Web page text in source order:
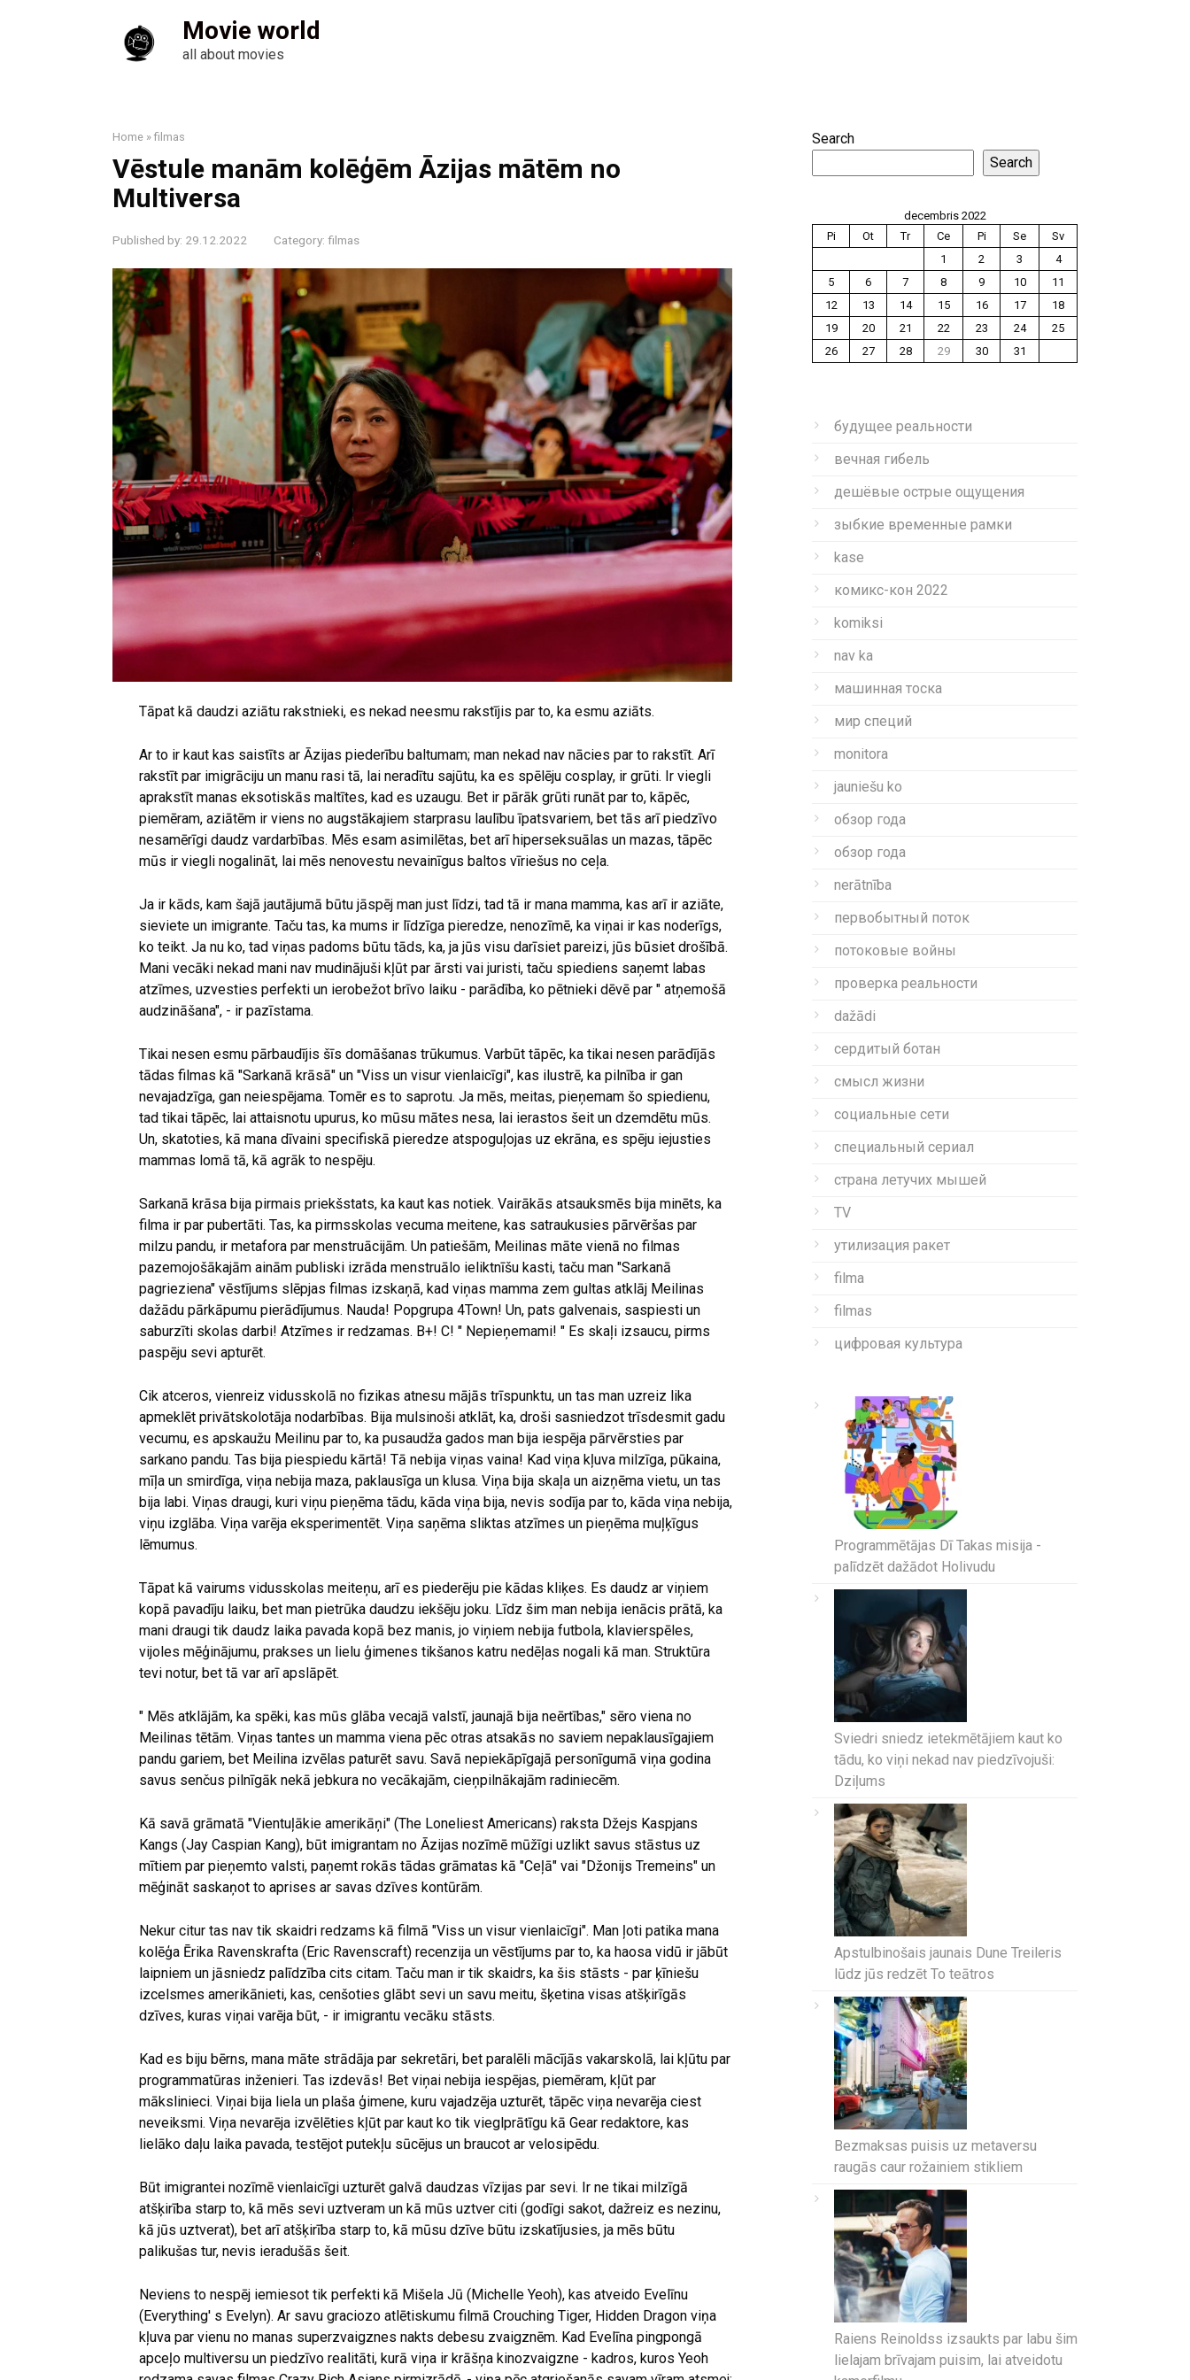
Movie world
all about movies
Home » filmas
Vēstule manām kolēģēm Āzijas mātēm no
Multiversa
Published by: 29.12.2022 Category: filmas
Tāpat kā daudzi aziātu rakstnieki, es nekad neesmu rakstījis par to, ka esmu aziāts.
Ar to ir kaut kas saistīts ar Āzijas piederību baltumam; man nekad nav nācies par to rakstīt. Arī
rakstīt par imigrāciju un manu rasi tā, lai neradītu sajūtu, ka es spēlēju cosplay, ir grūti. Ir viegli
aprakstīt manas eksotiskās maltītes, kad es uzaugu. Bet ir pārāk grūti runāt par to, kāpēc,
piemēram, aziātēm ir viens no augstākajiem starprasu laulību īpatsvariem, bet tās arī piedzīvo
nesamērīgi daudz vardarbības. Mēs esam asimilētas, bet arī hiperseksuālas un mazas, tāpēc
mūs ir viegli nogalināt, lai mēs nenovestu nevainīgus baltos vīriešus no ceļa.
Ja ir kāds, kam šajā jautājumā būtu jāspēj man just līdzi, tad tā ir mana mamma, kas arī ir aziāte,
sieviete un imigrante. Taču tas, ka mums ir līdzīga pieredze, nenozīmē, ka viņai ir kas noderīgs,
ko teikt. Ja nu ko, tad viņas padoms būtu tāds, ka, ja jūs visu darīsiet pareizi, jūs būsiet drošībā.
Mani vecāki nekad mani nav mudinājuši kļūt par ārsti vai juristi, taču spiediens saņemt labas
atzīmes, uzvesties perfekti un ierobežot brīvo laiku - parādība, ko pētnieki dēvē par " atņemošā
audzināšana", - ir pazīstama.
Tikai nesen esmu pārbaudījis šīs domāšanas trūkumus. Varbūt tāpēc, ka tikai nesen parādījās
tādas filmas kā "Sarkanā krāsā" un "Viss un visur vienlaicīgi", kas ilustrē, ka pilnība ir gan
nevajadzīga, gan neiespējama. Tomēr es to saprotu. Ja mēs, meitas, pieņemam šo spiedienu,
tad tikai tāpēc, lai attaisnotu upurus, ko mūsu mātes nesa, lai ierastos šeit un dzemdētu mūs.
Un, skatoties, kā mana dīvaini specifiskā pieredze atspoguļojas uz ekrāna, es spēju iejusties
mammas lomā tā, kā agrāk to nespēju.
Sarkanā krāsa bija pirmais priekšstats, ka kaut kas notiek. Vairākās atsauksmēs bija minēts, ka
filma ir par pubertāti. Tas, ka pirmsskolas vecuma meitene, kas satraukusies pārvēršas par
milzu pandu, ir metafora par menstruācijām. Un patiešām, Meilinas māte vienā no filmas
pazemojošākajām ainām publiski izrāda menstruālo ieliktnīšu kasti, taču man "Sarkanā
pagrieziena" vēstījums slēpjas filmas izskaņā, kad viņas mamma zem gultas atklāj Meilinas
dažādu pārkāpumu pierādījumus. Nauda! Popgrupa 4Town! Un, pats galvenais, saspiesti un
saburzīti skolas darbi! Atzīmes ir redzamas. B+! C! " Nepieņemami! " Es skaļi izsaucu, pirms
paspēju sevi apturēt.
Cik atceros, vienreiz vidusskolā no fizikas atnesu mājās trīspunktu, un tas man uzreiz lika
apmeklēt privātskolotāja nodarbības. Bija mulsinoši atklāt, ka, droši sasniedzot trīsdesmit gadu
vecumu, es apskaužu Meilinu par to, ka pusaudža gados man bija iespēja pārvērsties par
sarkano pandu. Tas bija piespiedu kārtā! Tā nebija viņas vaina! Kad viņa kļuva milzīga, pūkaina,
mīļa un smirdīga, viņa nebija maza, paklausīga un klusa. Viņa bija skaļa un aizņēma vietu, un tas
bija labi. Viņas draugi, kuri viņu pieņēma tādu, kāda viņa bija, nevis sodīja par to, kāda viņa nebija,
viņu izglāba. Viņa varēja eksperimentēt. Viņa saņēma sliktas atzīmes un pieņēma muļķīgus
lēmumus.
Tāpat kā vairums vidusskolas meiteņu, arī es piederēju pie kādas kliķes. Es daudz ar viņiem
kopā pavadīju laiku, bet man pietrūka daudzu iekšēju joku. Līdz šim man nebija ienācis prātā, ka
mani draugi tik daudz laika pavada kopā bez manis, jo viņiem nebija futbola, klavierspēles,
vijoles mēģinājumu, prakses un lielu ģimenes tikšanos katru nedēļas nogali kā man. Struktūra
tevi notur, bet tā var arī apslāpēt.
" Mēs atklājām, ka spēki, kas mūs glāba vecajā valstī, jaunajā bija neērtības," sēro viena no
Meilinas tētām. Viņas tantes un mamma viena pēc otras atsakās no saviem nepaklausīgajiem
pandu gariem, bet Meilina izvēlas paturēt savu. Savā nepiekāpīgajā personīgumā viņa godina
savus senčus pilnīgāk nekā jebkura no vecākajām, cieņpilnākajām radiniecēm.
Kā savā grāmatā "Vientuļākie amerikāņi" (The Loneliest Americans) raksta Džejs Kaspjans
Kangs (Jay Caspian Kang), būt imigrantam no Āzijas nozīmē mūžīgi uzlikt savus stāstus uz
mītiem par pieņemto valsti, paņemt rokās tādas grāmatas kā "Ceļā" vai "Džonijs Tremeins" un
mēģināt saskaņot to aprises ar savas dzīves kontūrām.
Nekur citur tas nav tik skaidri redzams kā filmā "Viss un visur vienlaicīgi". Man ļoti patika mana
kolēģa Ērika Ravenskrafta (Eric Ravenscraft) recenzija un vēstījums par to, ka haosa vidū ir jābūt
laipniem un jāsniedz palīdzība cits citam. Taču man ir tik skaidrs, ka šis stāsts - par ķīniešu
izcelsmes amerikānieti, kas, cenšoties glābt sevi un savu meitu, šķetina visas atšķirīgās
dzīves, kuras viņai varēja būt, - ir imigrantu vecāku stāsts.
Kad es biju bērns, mana māte strādāja par sekretāri, bet paralēli mācījās vakarskolā, lai kļūtu par
programmatūras inženieri. Tas izdevās! Bet viņai nebija iespējas, piemēram, kļūt par
mākslinieci. Viņai bija liela un plaša ģimene, kuru vajadzēja uzturēt, tāpēc viņa nevarēja ciest
neveiksmi. Viņa nevarēja izvēlēties kļūt par kaut ko tik vieglprātīgu kā Gear redaktore, kas
lielāko daļu laika pavada, testējot putekļu sūcējus un braucot ar velosipēdu.
Būt imigrantei nozīmē vienlaicīgi uzturēt galvā daudzas vīzijas par sevi. Ir ne tikai milzīgā
atšķirība starp to, kā mēs sevi uztveram un kā mūs uztver citi (godīgi sakot, dažreiz es nezinu,
kā jūs uztverat), bet arī atšķirība starp to, kā mūsu dzīve būtu izskatījusies, ja mēs būtu
palikušas tur, nevis ieradušās šeit.
Neviens to nespēj iemiesot tik perfekti kā Mišela Jū (Michelle Yeoh), kas atveido Evelīnu
(Everything' s Evelyn). Ar savu graciozo atlētiskumu filmā Crouching Tiger, Hidden Dragon viņa
kļuva par vienu no manas superzvaigznes nakts debesu zvaigznēm. Kad Evelīna pingpongā
apceļo multiversu un piedzīvo realitāti, kurā viņa ir krāšņa kinozvaigzne - kadros, kuros Yeoh
Search
Search
decembris 2022
Pi
Ot Tr Ce Pi Se
Sv
1
2 3
4
5
6 7 8 9 10
11
12
13 14 15 16 17
18
19
20 21 22 23 24
25
26
27 28 29 30 31
будущее реальности
вечная гибель
дешёвые острые ощущения
зыбкие временные рамки
kase
комикс-кон 2022
komiksi
nav ka
машинная тоска
мир специй
monitora
jauniešu ko
обзор года
обзор года
nerātnība
первобытный поток
потоковые войны
проверка реальности
dažādi
сердитый ботан
смысл жизни
социальные сети
специальный сериал
страна летучих мышей
TV
утилизация ракет
filma
filmas
цифровая культура
Programmētājas Dī Takas misija -
palīdzēt dažādot Holivudu
Sviedri sniedz ietekmētājiem kaut ko
tādu, ko viņi nekad nav piedzīvojuši:
Dziļums
Apstulbinošais jaunais Dune Treileris
lūdz jūs redzēt To teātros
Bezmaksas puisis uz metaversu
raugās caur rožainiem stikliem
Raiens Reinoldss izsaukts par labu šim
lielajam brīvajam puisim, lai atveidotu